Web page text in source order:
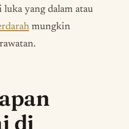
luka yang dalam atau
mungkin
di